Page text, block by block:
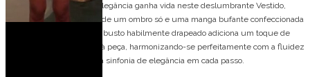
Vestido de Festa Longo, elegância ganha vida neste deslumbrante Vestido,
apresentando um design de um ombro só e uma manga bufante confeccionada
em tecido leve e fluido. O busto habilmente drapeado adiciona um toque de
sofisticação e movimento à peça, harmonizando-se perfeitamente com a fluidez
da saia longa, criando uma sinfonia de elegância em cada passo.